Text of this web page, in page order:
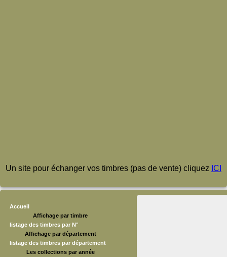
Un site pour échanger vos timbres (pas de vente) cliquez ICI
Accueil
Affichage par timbre
listage des timbres par N°
Affichage par département
listage des timbres par département
Les collections par année